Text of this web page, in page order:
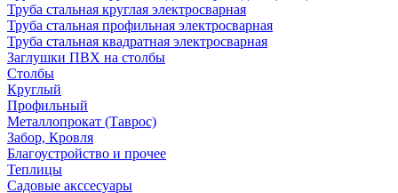
Труба стальная круглая электросварная
Труба стальная профильная электросварная
Труба стальная квадратная электросварная
Заглушки ПВХ на столбы
Столбы
Круглый
Профильный
Металлопрокат (Таврос)
Забор, Кровля
Благоустройство и прочее
Теплицы
Садовые акссесуары